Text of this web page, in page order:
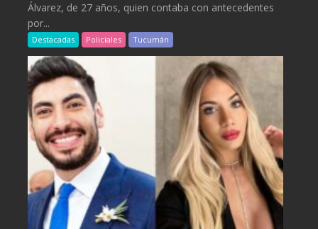
Álvarez, de 27 años, quien contaba con antecedentes
por...
Destacadas Policiales Tucumán